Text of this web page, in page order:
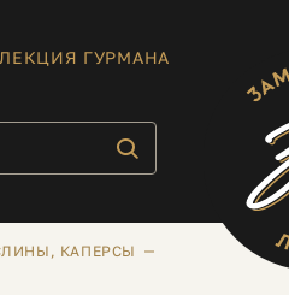
ГУРМАНА
КАПЕРСЫ